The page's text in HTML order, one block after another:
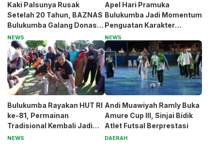
Kaki Palsunya Rusak
Setelah 20 Tahun, BAZNAS
Bulukumba Galang Donasi
untuk Pak Pardi
NEWS
Apel Hari Pramuka
Bulukumba Jadi Momentum
Penguatan Karakter
Generasi Muda
NEWS
Bulukumba Rayakan HUT RI
ke-81, Permainan
Tradisional Kembali Jadi
Magnet
NEWS
Andi Muawiyah Ramly Buka
Amure Cup III, Sinjai Bidik
Atlet Futsal Berprestasi
DAERAH